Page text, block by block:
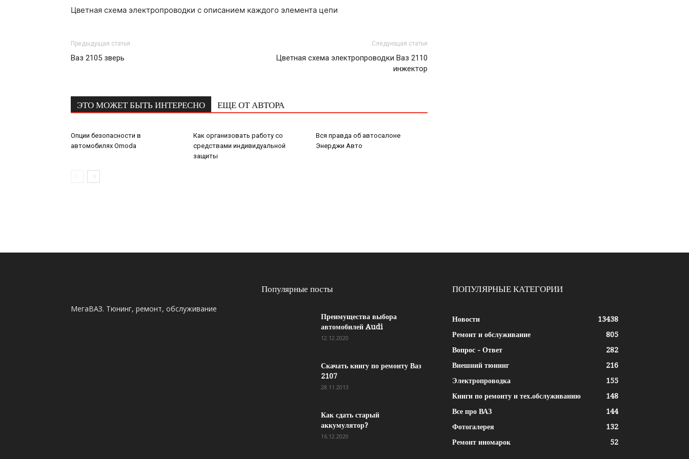
Цветная схема электропроводки с описанием каждого элемента цепи
Предыдущая статья
Ваз 2105 зверь
Следующая статья
Цветная схема электропроводки Ваз 2110
инжектор
ЭТО МОЖЕТ БЫТЬ ИНТЕРЕСНО ЕЩЕ ОТ АВТОРА
Опции безопасности в
автомобилях Omoda
Как организовать работу со
средствами индивидуальной
защиты
Вся правда об автосалоне
Энерджи Авто
МегаВАЗ. Тюнинг, ремонт, обслуживание
Популярные посты
Преимущества выбора
автомобилей Audi
12.12.2020
Скачать книгу по ремонту Ваз
2107
28.11.2013
Как сдать старый
аккумулятор?
16.12.2020
ПОПУЛЯРНЫЕ КАТЕГОРИИ
Новости
13438
Ремонт и обслуживание
805
Вопрос - Ответ
282
Внешний тюнинг
216
Электропроводка
155
Книги по ремонту и тех.обслуживанию
148
Все про ВАЗ
144
Фотогалерея
132
Ремонт иномарок
52